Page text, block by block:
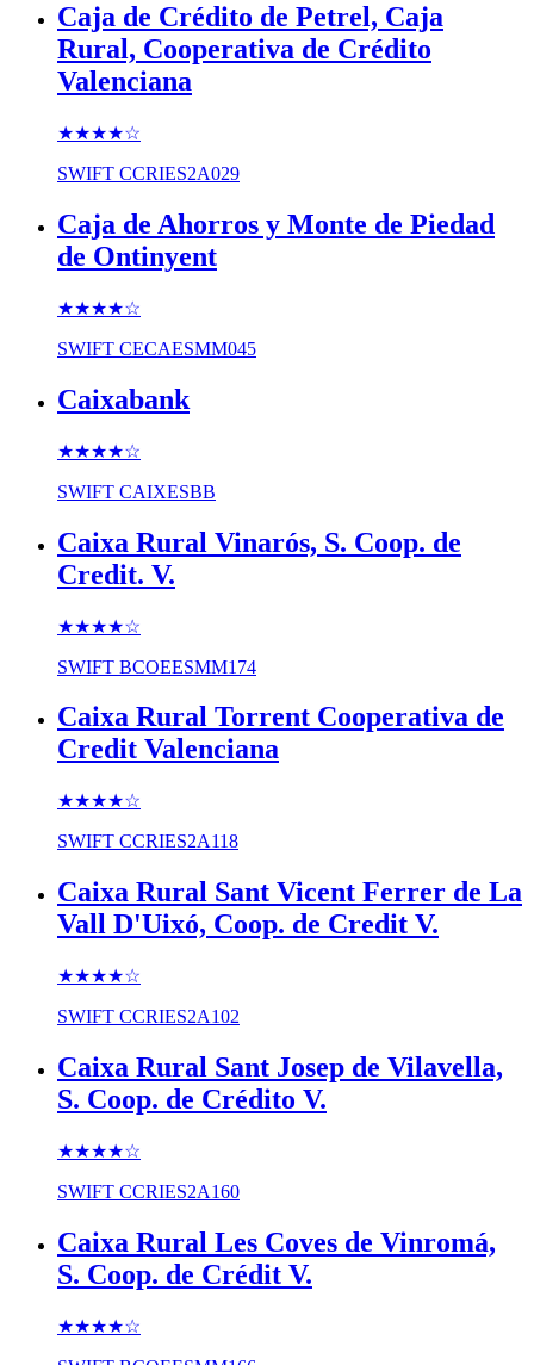
Caja de Crédito de Petrel, Caja
Rural, Cooperativa de Crédito
Valenciana
★★★★☆
SWIFT CCRIES2A029
Caja de Ahorros y Monte de Piedad
de Ontinyent
★★★★☆
SWIFT CECAESMM045
Caixabank
★★★★☆
SWIFT CAIXESBB
Caixa Rural Vinarós, S. Coop. de
Credit. V.
★★★★☆
SWIFT BCOEESMM174
Caixa Rural Torrent Cooperativa de
Credit Valenciana
★★★★☆
SWIFT CCRIES2A118
Caixa Rural Sant Vicent Ferrer de La
Vall D'Uixó, Coop. de Credit V.
★★★★☆
SWIFT CCRIES2A102
Caixa Rural Sant Josep de Vilavella,
S. Coop. de Crédito V.
★★★★☆
SWIFT CCRIES2A160
Caixa Rural Les Coves de Vinromá,
S. Coop. de Crédit V.
★★★★☆